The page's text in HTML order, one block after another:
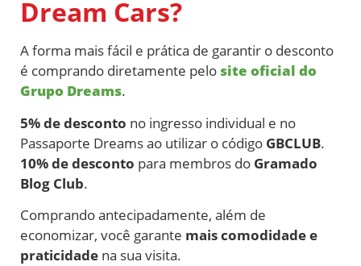
Dream Cars?
A forma mais fácil e prática de garantir o desconto
é comprando diretamente pelo site oficial do
Grupo Dreams.
5% de desconto no ingresso individual e no
Passaporte Dreams ao utilizar o código GBCLUB.
10% de desconto para membros do Gramado
Blog Club.
Comprando antecipadamente, além de
economizar, você garante mais comodidade e
praticidade na sua visita.